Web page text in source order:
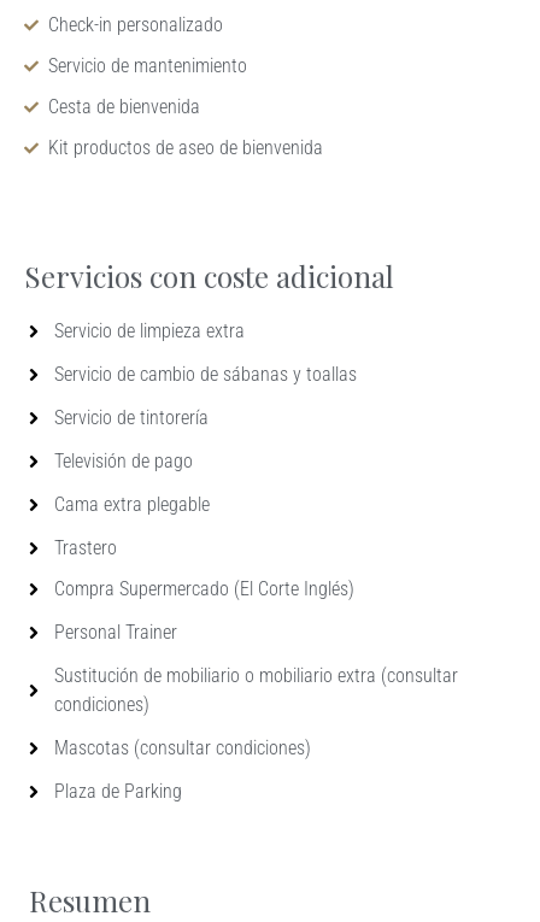
Check-in personalizado
Servicio de mantenimiento
Cesta de bienvenida
Kit productos de aseo de bienvenida
Servicios con coste adicional
Servicio de limpieza extra
Servicio de cambio de sábanas y toallas
Servicio de tintorería
Televisión de pago
Cama extra plegable
Trastero
Compra Supermercado (El Corte Inglés)
Personal Trainer
Sustitución de mobiliario o mobiliario extra (consultar
condiciones)
Mascotas (consultar condiciones)
Plaza de Parking
Resumen